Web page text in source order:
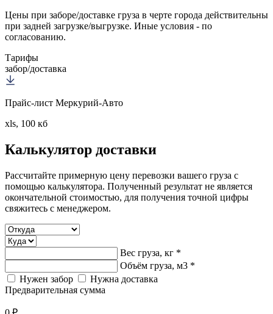
Цены при заборе/доставке груза в черте города действительны
при задней загрузке/выгрузке. Иные условия - по
согласованию.
Тарифы
забор/доставка
Прайс-лист Меркурий-Авто
xls, 100 кб
Калькулятор доставки
Рассчитайте примерную цену перевозки вашего груза с
помощью калькулятора. Полученный результат не является
окончательной стоимостью, для получения точной цифры
свяжитесь с менеджером.
Вес груза, кг *
Объём груза, м3 *
Нужен забор
Нужна доставка
Предварительная сумма